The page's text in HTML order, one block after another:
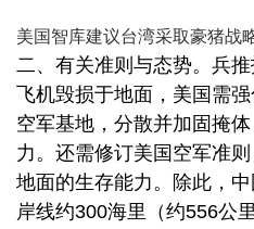
美国智库建议台湾采取豪猪战
二、有关准则与态势。兵
飞机毁损于地面，美国需
空军基地，分散并加固掩
力。还需修订美国空军准
地面的生存能力。除此，
岸线约300海里（约556公